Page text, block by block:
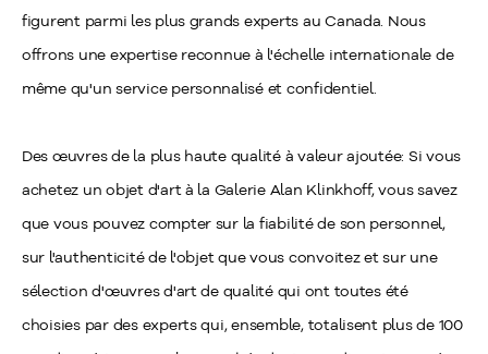
figurent parmi les plus grands experts au Canada. Nous
offrons une expertise reconnue à l'échelle internationale de
même qu'un service personnalisé et confidentiel.
Des œuvres de la plus haute qualité à valeur ajoutée: Si vous
achetez un objet d'art à la Galerie Alan Klinkhoff, vous savez
que vous pouvez compter sur la fiabilité de son personnel,
sur l'authenticité de l'objet que vous convoitez et sur une
sélection d'œuvres d'art de qualité qui ont toutes été
choisies par des experts qui, ensemble, totalisent plus de 100